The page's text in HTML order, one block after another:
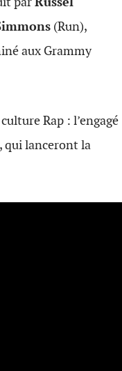
(Run),
aux Grammy
Rap : l’engagé
qui lanceront la